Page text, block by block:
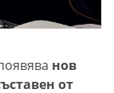
нов
от